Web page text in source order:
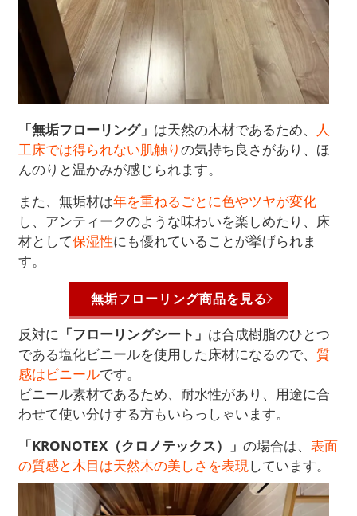
「無垢フローリング」 は天然の木材であるため、
人
工床では得られない肌触りの気持ち良さがあり、ほ
んのりと温かみが感じられます。
また、無垢材は年を重ねるごとに色やツヤが変化
し、アンティークのような味わいを楽しめたり、床
材として保湿性にも優れていることが挙げられま
す。
無垢フローリング商品を見る
反対に 「フローリングシート」 は合成樹脂のひとつ
である塩化ビニールを使用した床材になるので、質
感はビニールです。
ビニール素材であるため、耐水性があり、用途に合
わせて使い分けする方もいらっしゃいます。
「KRONOTEX（クロノテックス）」の場合は、表面
の質感と木目は天然木の美しさを表現しています。